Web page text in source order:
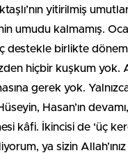
yitirilmiş
umudu kalmamış.
destekle birlikte
hiçbir kuşkum yok.
gerek yok.
Hasan’ın
kâfi. İkincisi de ‘üç
ya sizin